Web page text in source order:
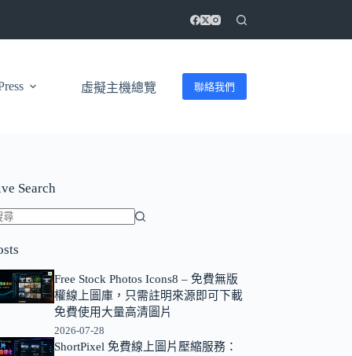
虛擬主機總覽 聯絡我們
Search
Free Stock Photos Icons8 – 免費無版
權線上圖庫，只需註明來源即可下載
免費使用大量高清圖片
2026-07-28
ShortPixel 免費線上圖片壓縮服務：